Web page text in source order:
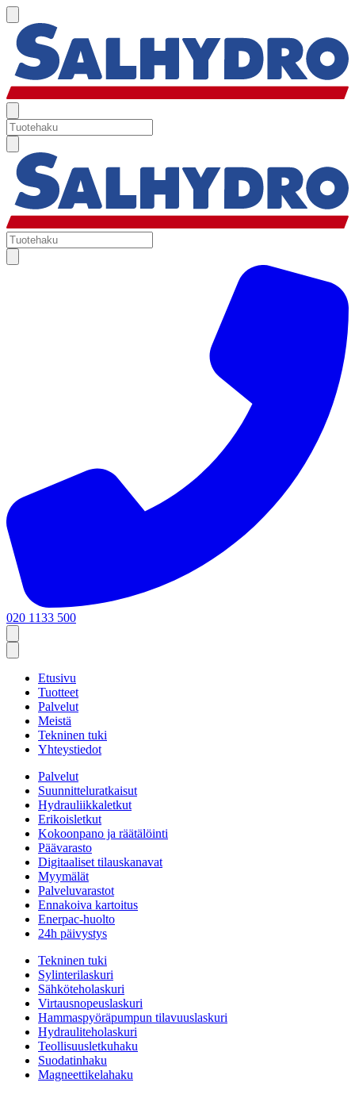
020 1133 500
Etusivu
Tuotteet
Palvelut
Meistä
Tekninen tuki
Yhteystiedot
Palvelut
Suunnitteluratkaisut
Hydrauliikkaletkut
Erikoisletkut
Kokoonpano ja räätälöinti
Päävarasto
Digitaaliset tilauskanavat
Myymälät
Palveluvarastot
Ennakoiva kartoitus
Enerpac-huolto
24h päivystys
Tekninen tuki
Sylinterilaskuri
Sähköteholaskuri
Virtausnopeuslaskuri
Hammaspyöräpumpun tilavuuslaskuri
Hydrauliteholaskuri
Teollisuusletkuhaku
Suodatinhaku
Magneettikelahaku